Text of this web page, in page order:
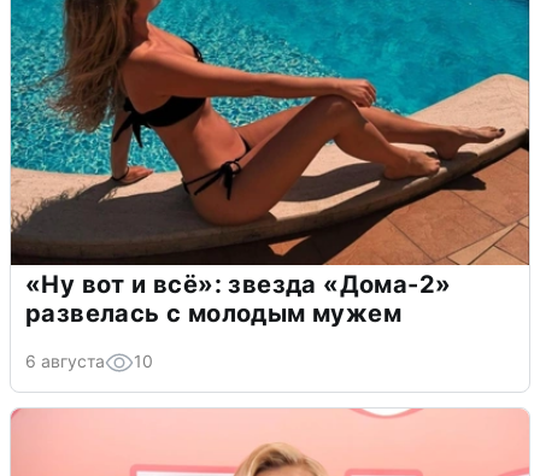
«Ну вот и всё»: звезда «Дома-2»
развелась с молодым мужем
6 августа 10